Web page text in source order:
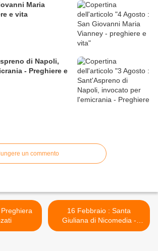
Maria
e vita
di Napoli,
- Preghiere e
un commento
16 Febbraio : Santa
Giuliana di Nicomedia -
Preghiera >